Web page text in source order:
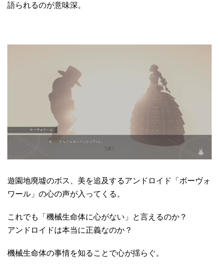
語られるのが意味深。
遊園地廃墟のボス、美を追及するアンドロイド「ボーヴォ
ワール」の心の声が入ってくる。
これでも「機械生命体に心がない」と言えるのか？
アンドロイドは本当に正義なのか？
機械生命体の事情を知ることで心が揺らぐ。